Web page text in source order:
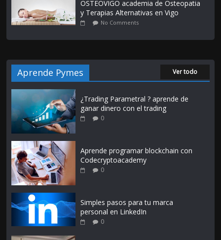
OSTEOVIGO academia de Osteopatia
y Terapias Alternativas en Vigo
No Comments
Aprende Pymes Ver todo
¿Trading Parametral ? aprende de
ganar dinero con el trading
0
Aprende programar blockchain con
Codecryptoacademy
0
Simples pasos para tu marca
personal en LinkedIn
0